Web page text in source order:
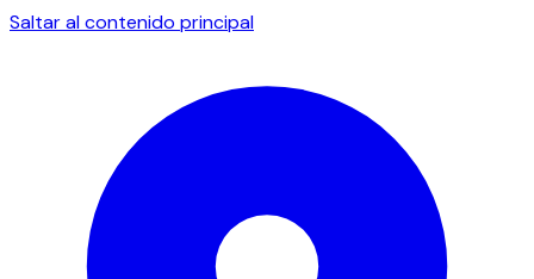
Saltar al contenido principal